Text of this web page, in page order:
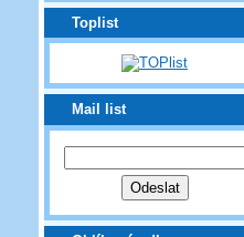
Toplist
Mail list